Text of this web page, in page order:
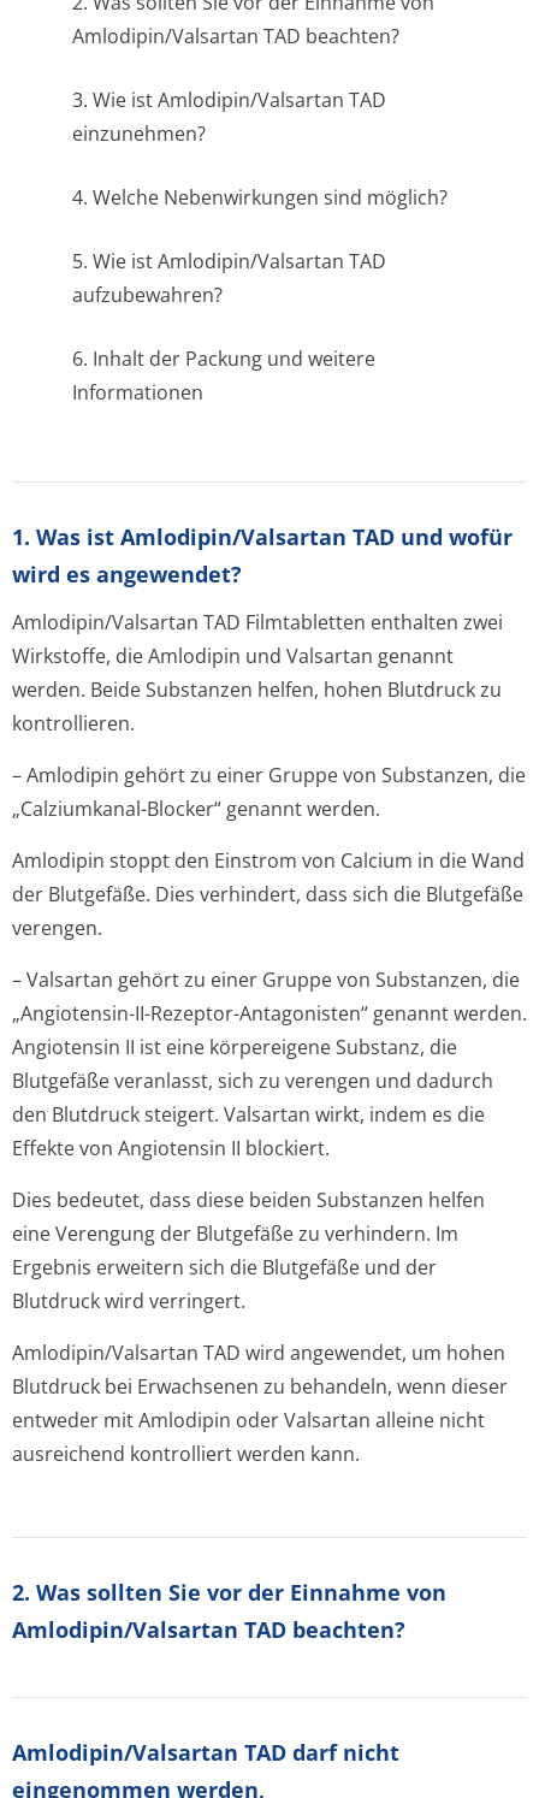
Amlodipin/Valsartan TAD beachten?
3. Wie ist Amlodipin/Valsartan TAD
einzunehmen?
4. Welche Nebenwirkungen sind möglich?
5. Wie ist Amlodipin/Valsartan TAD
aufzubewahren?
6. Inhalt der Packung und weitere
Informationen
1. Was ist Amlodipin/Valsartan TAD und wofür
wird es angewendet?
Amlodipin/Valsartan TAD Filmtabletten enthalten zwei
Wirkstoffe, die Amlodipin und Valsartan genannt
werden. Beide Substanzen helfen, hohen Blutdruck zu
kontrollieren.
– Amlodipin gehört zu einer Gruppe von Substanzen, die
„Calziumkanal-Blocker“ genannt werden.
Amlodipin stoppt den Einstrom von Calcium in die Wand
der Blutgefäße. Dies verhindert, dass sich die Blutgefäße
verengen.
– Valsartan gehört zu einer Gruppe von Substanzen, die
„Angiotensin-II-Rezeptor-Antagonisten“ genannt werden.
Angiotensin II ist eine körpereigene Substanz, die
Blutgefäße veranlasst, sich zu verengen und dadurch
den Blutdruck steigert. Valsartan wirkt, indem es die
Effekte von Angiotensin II blockiert.
Dies bedeutet, dass diese beiden Substanzen helfen
eine Verengung der Blutgefäße zu verhindern. Im
Ergebnis erweitern sich die Blutgefäße und der
Blutdruck wird verringert.
Amlodipin/Valsartan TAD wird angewendet, um hohen
Blutdruck bei Erwachsenen zu behandeln, wenn dieser
entweder mit Amlodipin oder Valsartan alleine nicht
ausreichend kontrolliert werden kann.
2. Was sollten Sie vor der Einnahme von
Amlodipin/Valsartan TAD beachten?
Amlodipin/Val­sartan TAD darf nicht
eingenommen werden,